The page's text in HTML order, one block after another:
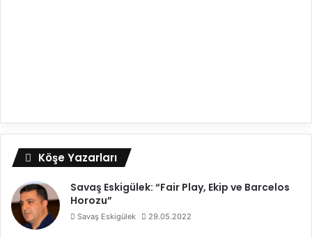
Köşe Yazarları
Savaş Eskigülek: “Fair Play, Ekip ve Barcelos
Horozu”
Savaş Eskigülek 29.05.2022